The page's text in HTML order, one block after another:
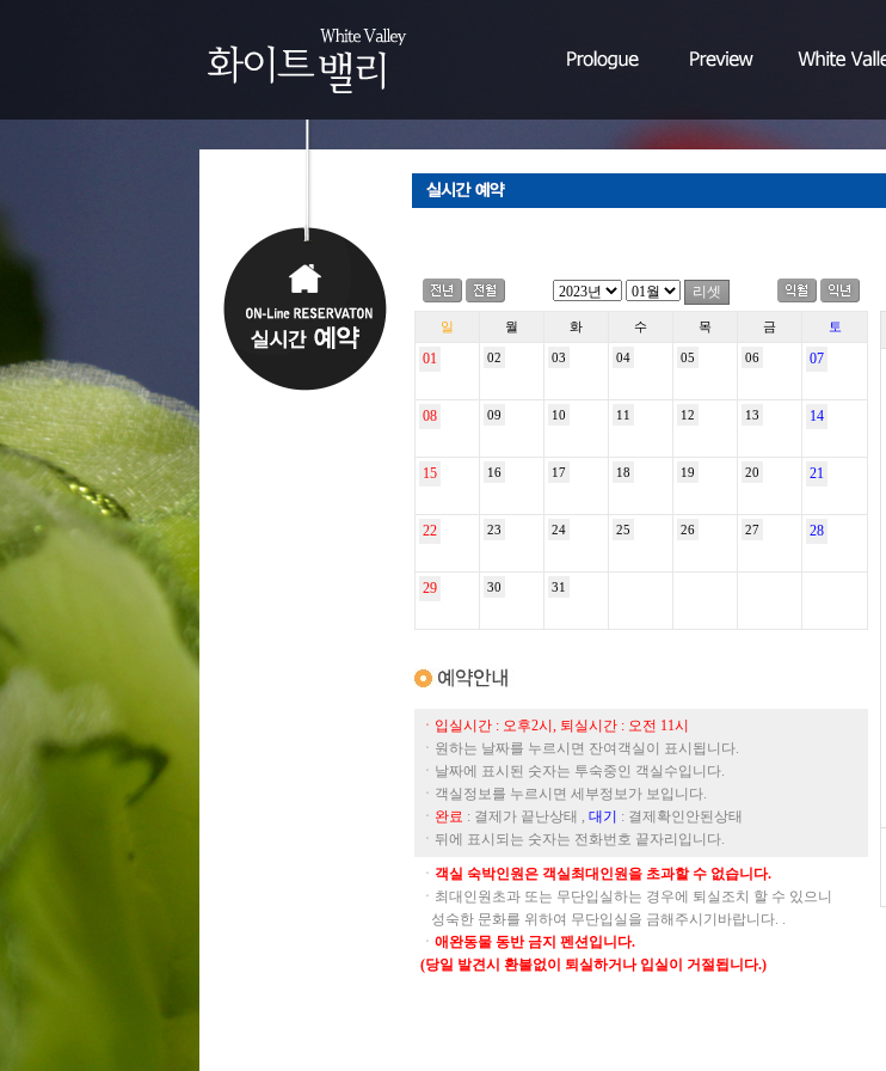
일 월 화 수 목 금 토
01 02 03 04 05 06 07
08 09 10 11 12 13 14
15 16 17 18 19 20 21
22 23 24 25 26 27 28
29 30 31
ㆍ입실시간 : 오후2시, 퇴실시간 : 오전 11시
ㆍ원하는 날짜를 누르시면 잔여객실이 표시됩니다.
ㆍ날짜에 표시된 숫자는 투숙중인 객실수입니다.
ㆍ객실정보를 누르시면 세부정보가 보입니다.
ㆍ 완료 : 결제가 끝난상태 , 대기
: 결제확인안된상태
ㆍ뒤에 표시되는 숫자는 전화번호 끝자리입니다.
ㆍ 객실 숙박인원은 객실최대인원을 초과할 수 없습니다.
ㆍ최대인원초과 또는 무단입실하는 경우에 퇴실조치 할 수 있으니
성숙한 문화를 위하여 무단입실을 금해주시기바랍니다. .
ㆍ 애완동물 동반 금지 펜션입니다.
(당일 발견시 환불없이 퇴실하거나 입실이 거절됩니다.)